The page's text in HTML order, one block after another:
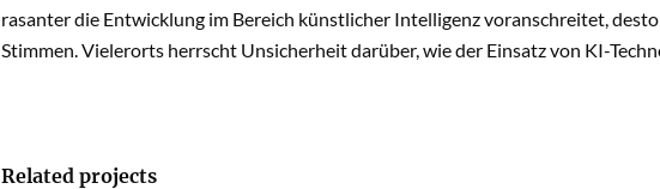
rasanter die Entwicklung im Bereich künstlicher Intelligenz voranschreitet,
Stimmen. Vielerorts herrscht Unsicherheit darüber, wie der Einsatz von KI-
Related projects